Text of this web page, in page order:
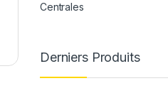
Centrales
Derniers Produits